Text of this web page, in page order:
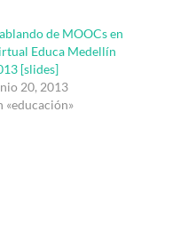
de MOOCs en
Educa Medellín
[slides]
20, 2013
«educación»